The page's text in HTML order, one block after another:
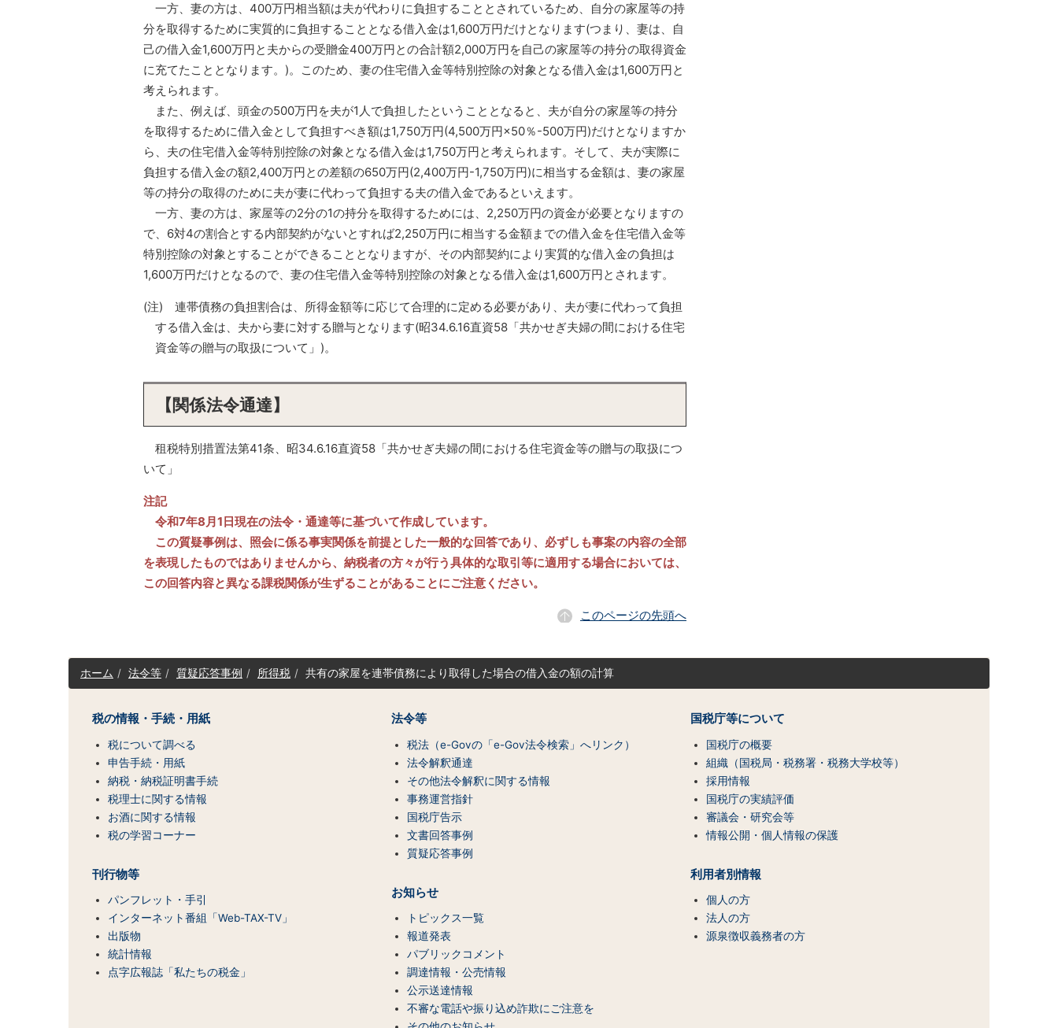
一方、妻の方は、400万円相当額は夫が代わりに負担することとされているため、自分の家屋等の持
分を取得するために実質的に負担することとなる借入金は1,600万円だけとなります(つまり、妻は、自
己の借入金1,600万円と夫からの受贈金400万円との合計額2,000万円を自己の家屋等の持分の取得資金
に充てたこととなります。)。このため、妻の住宅借入金等特別控除の対象となる借入金は1,600万円と
考えられます。
また、例えば、頭金の500万円を夫が1人で負担したということとなると、夫が自分の家屋等の持分
を取得するために借入金として負担すべき額は1,750万円(4,500万円×50％-500万円)だけとなりますか
ら、夫の住宅借入金等特別控除の対象となる借入金は1,750万円と考えられます。そして、夫が実際に
負担する借入金の額2,400万円との差額の650万円(2,400万円-1,750万円)に相当する金額は、妻の家屋
等の持分の取得のために夫が妻に代わって負担する夫の借入金であるといえます。
一方、妻の方は、家屋等の2分の1の持分を取得するためには、2,250万円の資金が必要となりますの
で、6対4の割合とする内部契約がないとすれば2,250万円に相当する金額までの借入金を住宅借入金等
特別控除の対象とすることができることとなりますが、その内部契約により実質的な借入金の負担は
1,600万円だけとなるので、妻の住宅借入金等特別控除の対象となる借入金は1,600万円とされます。
(注) 連帯債務の負担割合は、所得金額等に応じて合理的に定める必要があり、夫が妻に代わって負担
する借入金は、夫から妻に対する贈与となります(昭34.6.16直資58「共かせぎ夫婦の間における住宅
資金等の贈与の取扱について」)。
【関係法令通達】
租税特別措置法第41条、昭34.6.16直資58「共かせぎ夫婦の間における住宅資金等の贈与の取扱につ
いて」
注記
令和7年8月1日現在の法令・通達等に基づいて作成しています。
この質疑事例は、照会に係る事実関係を前提とした一般的な回答であり、必ずしも事案の内容の全部
を表現したものではありませんから、納税者の方々が行う具体的な取引等に適用する場合においては、
この回答内容と異なる課税関係が生ずることがあることにご注意ください。
このページの先頭へ
サ
イ
（コ
ホーム 法令等 質疑応答事例 所得税 共有の家屋を連帯債務により取得した場合の借入金の額の計算
税の情報・手続・用紙
税について調べる
申告手続・用紙
納税・納税証明書手続
税理士に関する情報
お酒に関する情報
税の学習コーナー
刊行物等
パンフレット・手引
インターネット番組「Web-TAX-TV」
出版物
統計情報
点字広報誌「私たちの税金」
法令等
税法（e-Govの「e-Gov法令検索」へリンク）
法令解釈通達
その他法令解釈に関する情報
事務運営指針
国税庁告示
文書回答事例
質疑応答事例
お知らせ
トピックス一覧
報道発表
パブリックコメント
調達情報・公売情報
公示送達情報
不審な電話や振り込め詐欺にご注意を
国税庁等について
国税庁の概要
組織（国税局・税務署・税務大学校等）
採用情報
国税庁の実績評価
審議会・研究会等
情報公開・個人情報の保護
利用者別情報
個人の方
法人の方
源泉徴収義務者の方